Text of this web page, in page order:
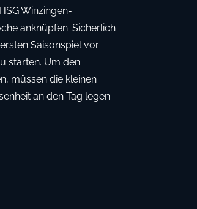
Winzingen-
anknüpfen. Sicherlich
Saisonspiel vor
starten. Um den
müssen die kleinen
an den Tag legen.